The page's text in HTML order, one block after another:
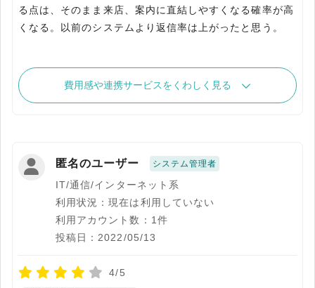
る点は、そのまま来店、案内に直結しやすくなる確率が高
くなる。以前のシステムより返信率は上がったと思う。
費用感や連携サービスをくわしく見る
匿名のユーザー システム管理者
IT/通信/インターネット系
利用状況：現在は利用していない
利用アカウント数：1件
投稿日：2022/05/13
4/5